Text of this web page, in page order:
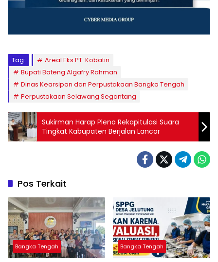
Tag:
Areal Eks PT. Kobatin
Bupati Bateng Algafry Rahman
Dinas Kearsipan dan Perpustakaan Bangka Tengah
Perpustakaan Selawang Segantang
Sukirman Harap Pleno Rekapitulasi Suara
Tingkat Kabupaten Berjalan Lancar
Pos Terkait
Bangka Tengah Bangka Tengah